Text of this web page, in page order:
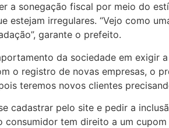
a sonegação fiscal por meio do
estejam irregulares. “Vejo como
garante o prefeito.
da sociedade em exigir
o registro de novas empresas, o
teremos novos clientes
cadastrar pelo site e pedir a
tem direito a um